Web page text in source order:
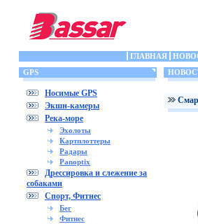
ГЛАВНАЯ
GPS
Носимые GPS
Экшн-камеры
Река-море
Эхолоты
Картплоттеры
Радары
Panoptix
Дрессировка и слежение за
собаками
Спорт, Фитнес
Бег
Фитнес